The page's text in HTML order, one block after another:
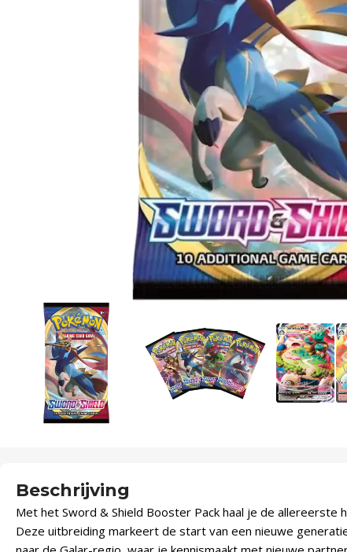
Beschrijving
Met het Sword & Shield Booster Pack haal je de allereerste
Deze uitbreiding markeert de start van een nieuwe